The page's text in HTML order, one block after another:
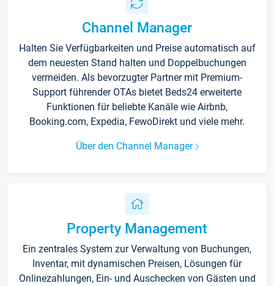
Channel Manager
Halten Sie Verfügbarkeiten und Preise automatisch auf
dem neuesten Stand halten und Doppelbuchungen
vermeiden. Als bevorzugter Partner mit Premium-
Support führender OTAs bietet Beds24 erweiterte
Funktionen für beliebte Kanäle wie Airbnb,
Booking.com, Expedia, FewoDirekt und viele mehr.
Über den Channel Manager
Property Management
Ein zentrales System zur Verwaltung von Buchungen,
Inventar, mit dynamischen Preisen, Lösungen für
Onlinezahlungen, Ein- und Auschecken von Gästen und